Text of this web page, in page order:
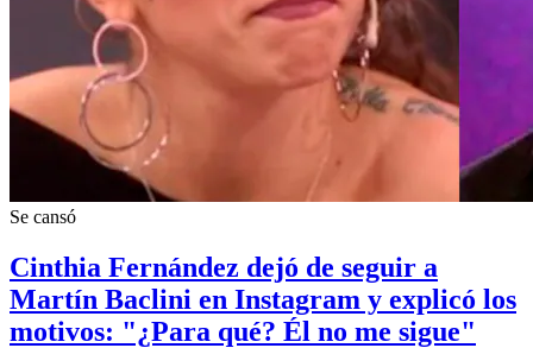
Se cansó
Cinthia Fernández dejó de seguir a
Martín Baclini en Instagram y explicó los
motivos: "¿Para qué? Él no me sigue"